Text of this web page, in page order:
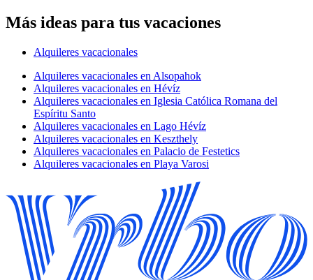
Más ideas para tus vacaciones
Alquileres vacacionales
Alquileres vacacionales en Alsopahok
Alquileres vacacionales en Hévíz
Alquileres vacacionales en Iglesia Católica Romana del
Espíritu Santo
Alquileres vacacionales en Lago Hévíz
Alquileres vacacionales en Keszthely
Alquileres vacacionales en Palacio de Festetics
Alquileres vacacionales en Playa Varosi